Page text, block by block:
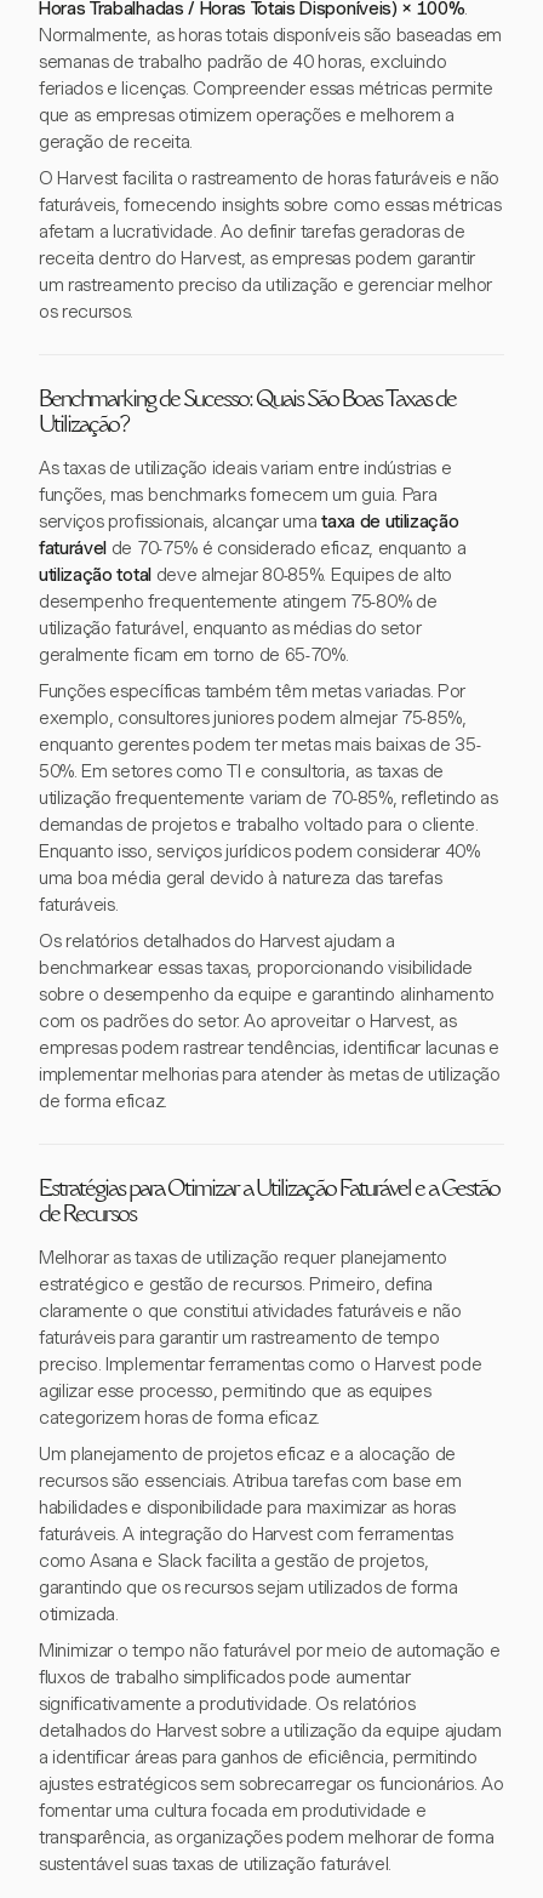
Horas Trabalhadas / Horas Totais Disponíveis) × 100%.
Normalmente, as horas totais disponíveis são baseadas em
semanas de trabalho padrão de 40 horas, excluindo
feriados e licenças. Compreender essas métricas permite
que as empresas otimizem operações e melhorem a
geração de receita.
O Harvest facilita o rastreamento de horas faturáveis e não
faturáveis, fornecendo insights sobre como essas métricas
afetam a lucratividade. Ao definir tarefas geradoras de
receita dentro do Harvest, as empresas podem garantir
um rastreamento preciso da utilização e gerenciar melhor
os recursos.
Benchmarking de Sucesso: Quais São Boas Taxas de
Utilização?
As taxas de utilização ideais variam entre indústrias e
funções, mas benchmarks fornecem um guia. Para
serviços profissionais, alcançar umataxa de utilização
faturável de 70-75% é considerado eficaz, enquanto a
utilização totaldeve almejar 80-85%. Equipes de alto
desempenho frequentemente atingem 75-80% de
utilização faturável, enquanto as médias do setor
geralmente ficam em torno de 65-70%.
Funções específicas também têm metas variadas. Por
exemplo, consultores juniores podem almejar 75-85%,
enquanto gerentes podem ter metas mais baixas de 35-
50%. Em setores como TI e consultoria, as taxas de
utilização frequentemente variam de 70-85%, refletindo as
demandas de projetos e trabalho voltado para o cliente.
Enquanto isso, serviços jurídicos podem considerar 40%
uma boa média geral devido à natureza das tarefas
faturáveis.
Os relatórios detalhados do Harvest ajudam a
benchmarkear essas taxas, proporcionando visibilidade
sobre o desempenho da equipe e garantindo alinhamento
com os padrões do setor. Ao aproveitar o Harvest, as
empresas podem rastrear tendências, identificar lacunas e
implementar melhorias para atender às metas de utilização
de forma eficaz.
Estratégias para Otimizar a Utilização Faturável e a Gestão
de Recursos
Melhorar as taxas de utilização requer planejamento
estratégico e gestão de recursos. Primeiro, defina
claramente o que constitui atividades faturáveis e não
faturáveis para garantir um rastreamento de tempo
preciso. Implementar ferramentas como o Harvest pode
agilizar esse processo, permitindo que as equipes
categorizem horas de forma eficaz.
Um planejamento de projetos eficaz e a alocação de
recursos são essenciais. Atribua tarefas com base em
habilidades e disponibilidade para maximizar as horas
faturáveis. A integração do Harvest com ferramentas
como Asana e Slack facilita a gestão de projetos,
garantindo que os recursos sejam utilizados de forma
otimizada.
Minimizar o tempo não faturável por meio de automação e
fluxos de trabalho simplificados pode aumentar
significativamente a produtividade. Os relatórios
detalhados do Harvest sobre a utilização da equipe ajudam
a identificar áreas para ganhos de eficiência, permitindo
ajustes estratégicos sem sobrecarregar os funcionários. Ao
fomentar uma cultura focada em produtividade e
transparência, as organizações podem melhorar de forma
sustentável suas taxas de utilização faturável.